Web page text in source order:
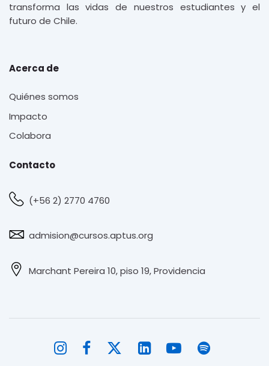
transforma las vidas de nuestros estudiantes y el
futuro de Chile.
Acerca de
Quiénes somos
Impacto
Colabora
Contacto
(+56 2) 2770 4760
admision@cursos.aptus.org
Marchant Pereira 10, piso 19, Providencia